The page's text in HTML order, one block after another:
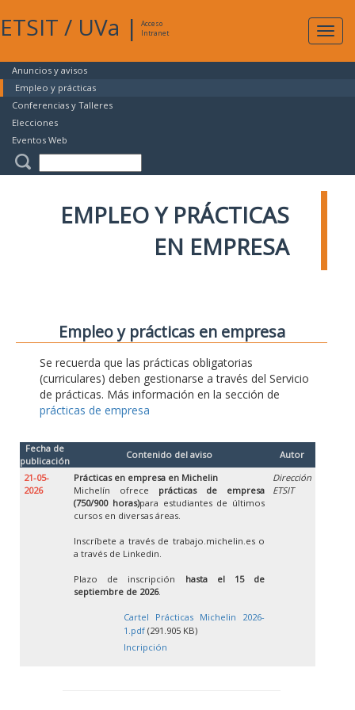
ETSIT / UVa |
Acceso
Intranet
Anuncios y avisos
Empleo y prácticas
Conferencias y Talleres
Elecciones
Eventos Web
EMPLEO Y PRÁCTICAS
EN EMPRESA
Empleo y prácticas en empresa
Se recuerda que las prácticas obligatorias
(curriculares) deben gestionarse a través del Servicio
de prácticas. Más información en la sección de
prácticas de empresa
Fecha de
publicación
Contenido del aviso
Autor
21-05-
2026
Prácticas en empresa en Michelin
Michelín ofrece prácticas de empresa
(750/900 horas)para estudiantes de últimos
cursos en diversas áreas.
Inscríbete a través de trabajo.michelin.es o
a través de Linkedin.
Plazo de inscripción hasta el 15 de
septiembre de 2026.
Cartel Prácticas Michelin 2026-
1.pdf (291.905 KB)
Incripción
Dirección
ETSIT